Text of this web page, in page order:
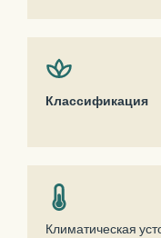
Классификация
Климатическая